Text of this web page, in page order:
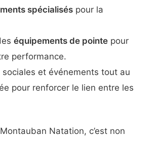
spécialisés pour la
équipements de pointe pour
performance.
sociales et événements tout au
pour renforcer le lien entre les
Natation, c’est non